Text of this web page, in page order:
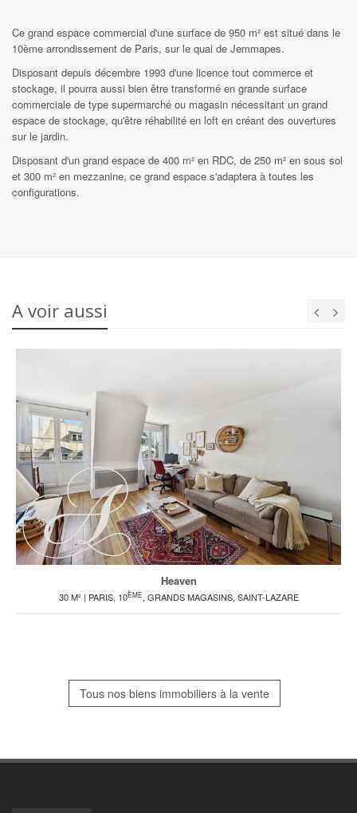
Ce grand espace commercial d'une surface de 950 m² est situé dans le
10ème arrondissement de Paris, sur le quai de Jemmapes.
Disposant depuis décembre 1993 d'une licence tout commerce et
stockage, il pourra aussi bien être transformé en grande surface
commerciale de type supermarché ou magasin nécessitant un grand
espace de stockage, qu'être réhabilité en loft en créant des ouvertures
sur le jardin.
Disposant d'un grand espace de 400 m² en RDC, de 250 m² en sous sol
et 300 m² en mezzanine, ce grand espace s'adaptera à toutes les
configurations.
A voir aussi
Heaven
30 M² | PARIS, 10ÈME, GRANDS MAGASINS, SAINT-LAZARE
Tous nos biens immobiliers à la vente